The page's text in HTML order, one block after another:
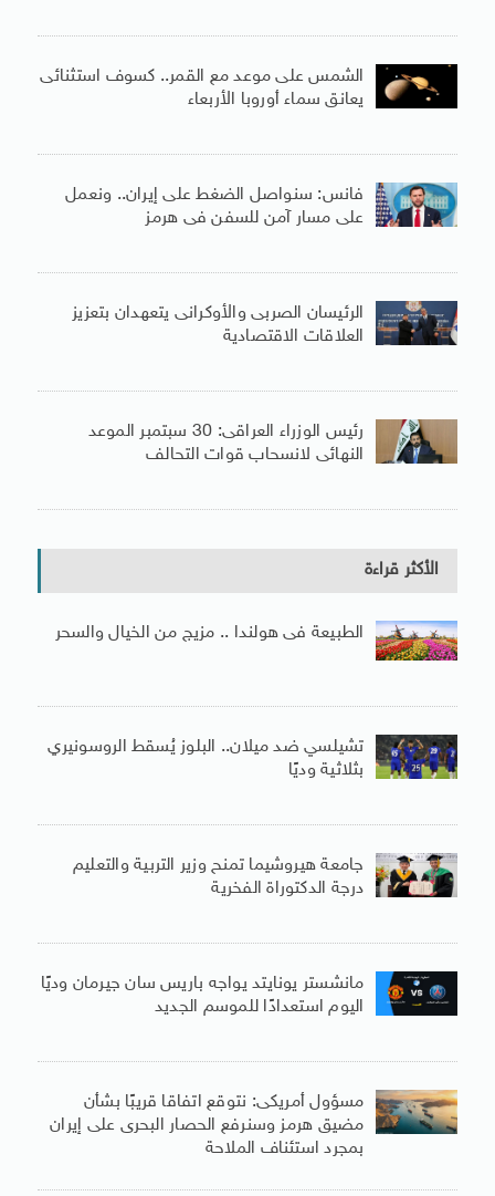
الشمس على موعد مع القمر.. كسوف استثنائى
يعانق سماء أوروبا الأربعاء
فانس: سنواصل الضغط على إيران.. ونعمل
على مسار آمن للسفن فى هرمز
الرئيسان الصربى والأوكرانى يتعهدان بتعزيز
العلاقات الاقتصادية
رئيس الوزراء العراقى: 30 سبتمبر الموعد
النهائى لانسحاب قوات التحالف
الأكثر قراءة
الطبيعة فى هولندا .. مزيج من الخيال والسحر
تشيلسي ضد ميلان.. البلوز يُسقط الروسونيري
بثلاثية وديًا
جامعة هيروشيما تمنح وزير التربية والتعليم
درجة الدكتوراة الفخرية
مانشستر يونايتد يواجه باريس سان جيرمان وديًا
اليوم استعدادًا للموسم الجديد
مسؤول أمريكى: نتوقع اتفاقا قريبًا بشأن
مضيق هرمز وسنرفع الحصار البحرى على إيران
بمجرد استئناف الملاحة